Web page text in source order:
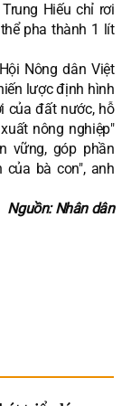
Hiếu chỉ rơi
pha thành 1 lít
Nông dân Việt
lược định hình
của đất nước, hỗ
nông nghiệp"
vững, góp phần
bà con", anh
Nguồn: Nhân dân